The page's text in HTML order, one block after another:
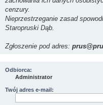
cenzury.
Nieprzestrzeganie zasad
Staropruski Dąb.
Zgłoszenie pod adres:
Odbiorca:
Administrator
Twój adres e-mail: